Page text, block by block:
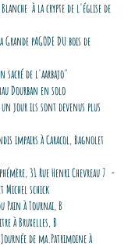
à la crypte de l'église de
pAGODE DU bois de
sacré de l'aarbajo"
Dourban en solo
jour ils sont devenus plus
impairs à Caracol, Bagnolet
31 Rue Henri Chevreau 7 -
Michel schick
Pain à Tournai, B
à Bruxelles, B
de ma.Patrimoine à